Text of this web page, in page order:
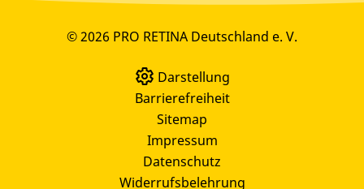
© 2026 PRO RETINA Deutschland e. V.
Darstellung
Barrierefreiheit
Sitemap
Impressum
Datenschutz
Widerrufsbelehrung